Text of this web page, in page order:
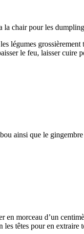
la chair pour les
légumes
le feu, laisser cuire
ainsi que le
morceau d’un
les têtes pour en